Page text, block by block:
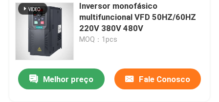
Inversor monofásico
multifuncional VFD 50HZ/60HZ
220V 380V 480V
MOQ：1pcs
Melhor preço Fale Conosco